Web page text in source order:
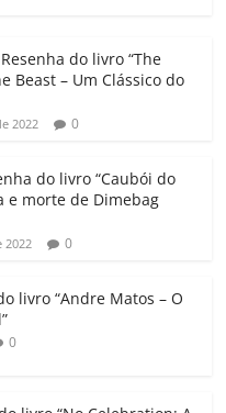
gl
e
Cl
a
ss
ro
o
p
y
Li
k
m
p
h
ar
do livro “The
Beast – Um Clássico do
2022 0
do livro “Caubói do
e morte de Dimebag
2022 0
livro “Andre Matos – O
0